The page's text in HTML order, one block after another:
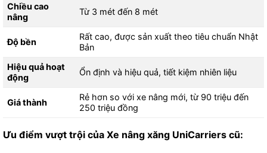
Chiều cao
nâng
Từ 3 mét đến 8 mét
Độ bền
Rất cao, được sản xuất theo tiêu chuẩn Nhật
Bản
Hiệu quả hoạt
động
Ổn định và hiệu quả, tiết kiệm nhiên liệu
Giá thành
Rẻ hơn so với xe nâng mới, từ 90 triệu đến
250 triệu đồng
Ưu điểm vượt trội của Xe nâng xăng UniCarriers cũ: